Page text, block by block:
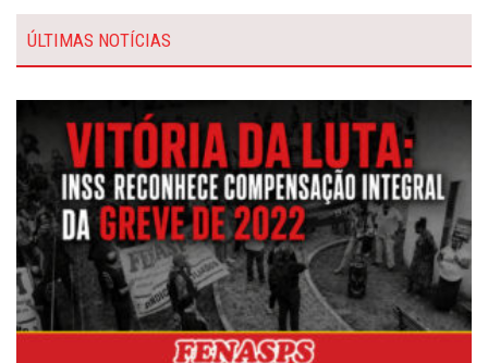
ÚLTIMAS NOTÍCIAS